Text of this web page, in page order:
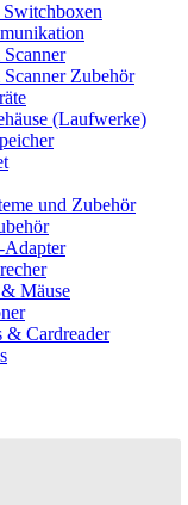
Zubehör
(Laufwerke)
und Zubehör
Mäuse
& Cardreader